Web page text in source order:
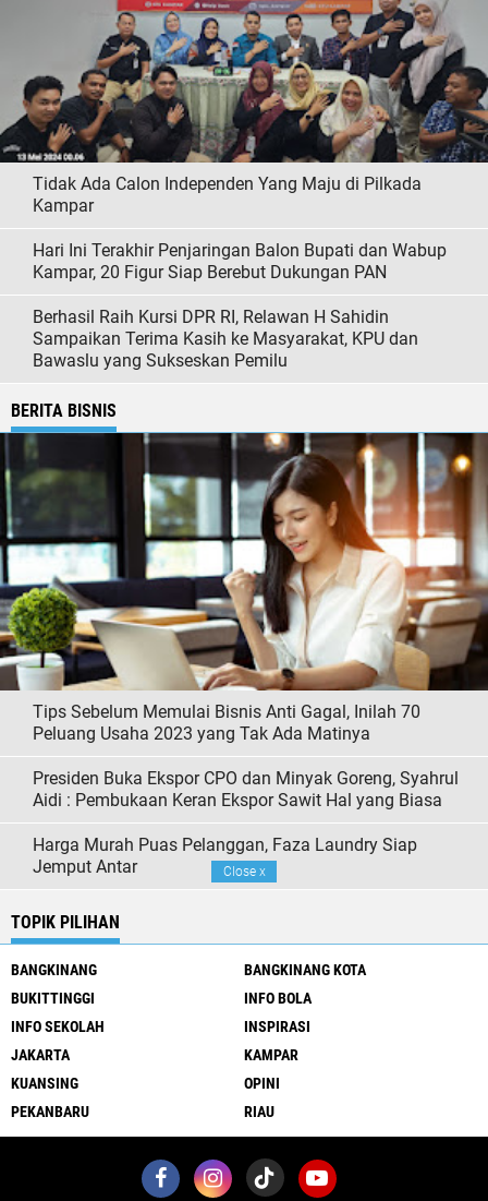
Tidak Ada Calon Independen Yang Maju di Pilkada
Kampar
Hari Ini Terakhir Penjaringan Balon Bupati dan Wabup
Kampar, 20 Figur Siap Berebut Dukungan PAN
Berhasil Raih Kursi DPR RI, Relawan H Sahidin
Sampaikan Terima Kasih ke Masyarakat, KPU dan
Bawaslu yang Sukseskan Pemilu
BERITA BISNIS
Tips Sebelum Memulai Bisnis Anti Gagal, Inilah 70
Peluang Usaha 2023 yang Tak Ada Matinya
Presiden Buka Ekspor CPO dan Minyak Goreng, Syahrul
Aidi : Pembukaan Keran Ekspor Sawit Hal yang Biasa
Harga Murah Puas Pelanggan, Faza Laundry Siap
Jemput Antar
TOPIK PILIHAN
BANGKINANG
BANGKINANG KOTA
BUKITTINGGI
INFO BOLA
INFO SEKOLAH
INSPIRASI
JAKARTA
KAMPAR
KUANSING
OPINI
PEKANBARU
RIAU
Close x